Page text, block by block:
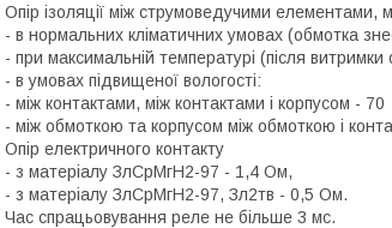
Опір ізоляції між струмоведучими
- в нормальних кліматичних умовах (обмотка
- при максимальній температурі (після
- в умовах підвищеної вологості:
- між контактами, між контактами і корпусом - 70
- між обмоткою та корпусом між обмоткою і
Опір електричного контакту
- з матеріалу ЗлСрМгН2-97 - 1,4 Ом,
- з матеріалу ЗлСрМгН2-97, Зл2тв - 0,5 Ом.
Час спрацьовування реле не більше 3 мс.